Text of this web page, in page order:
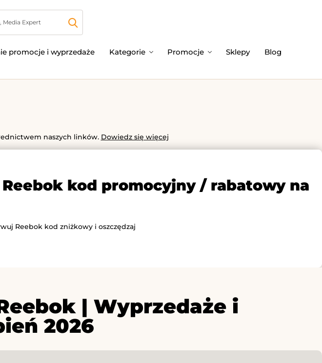
promocje i wyprzedaże Kategorie Promocje Sklepy Blog
naszych linków. Dowiedz się więcej
kod promocyjny / rabatowy na
Reebok kod zniżkowy i oszczędzaj
| Wyprzedaże i
2026